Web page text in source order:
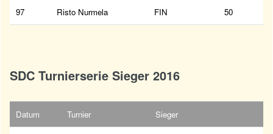
97 Risto Nurmela FIN 50
SDC Turnierserie Sieger 2016
Datum Turnier Sieger